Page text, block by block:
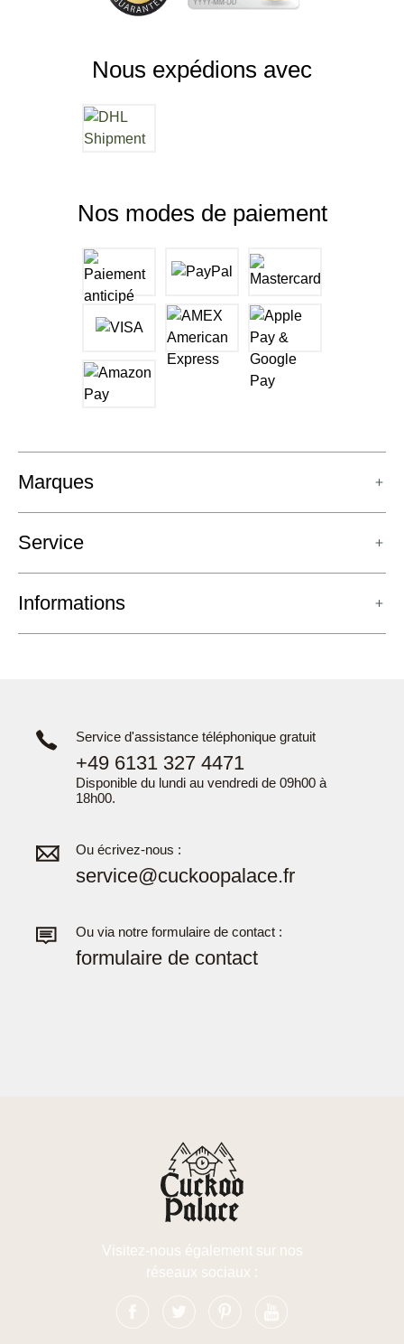
Nous expédions avec
Nos modes de paiement
Marques
Service
Informations
Service d'assistance téléphonique gratuit
+49 6131 327 4471
Disponible du lundi au vendredi de 09h00 à
18h00.
Ou écrivez-nous :
service@cuckoopalace.fr
Ou via notre formulaire de contact :
formulaire de contact
Visitez-nous également sur nos
réseaux sociaux :